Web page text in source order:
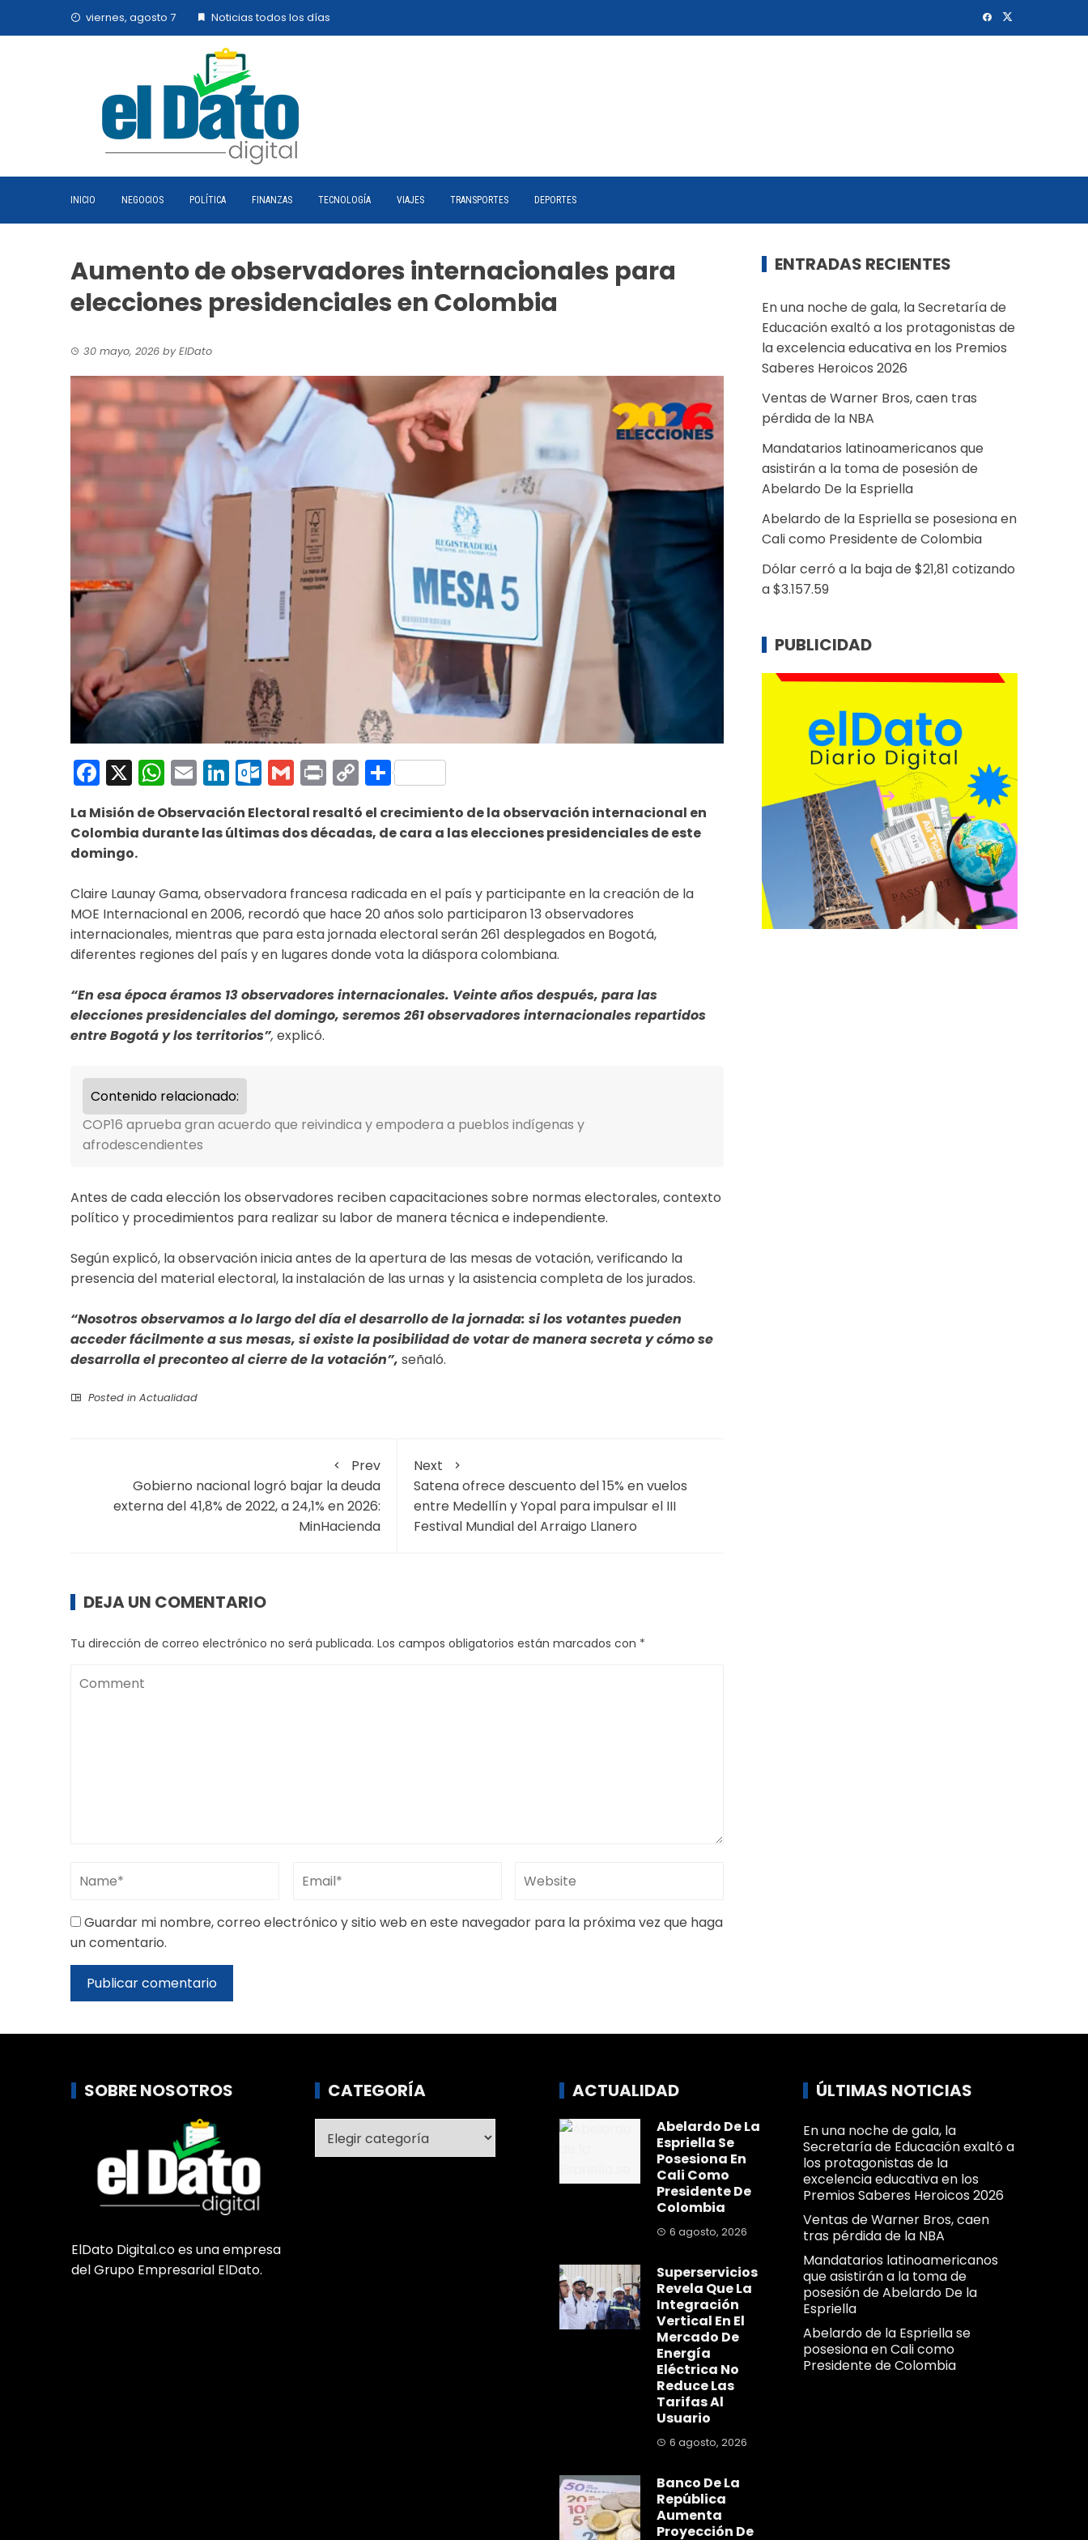
viernes, agosto 7 Noticias todos los días
INICIO NEGOCIOS POLÍTICA FINANZAS TECNOLOGÍA VIAJES TRANSPORTES DEPORTES
Aumento de observadores internacionales para
elecciones presidenciales en Colombia
30 mayo, 2026 byElDato
Facebook
X WhatsApp
EmailLinkedIn
Outlook.com
Gmail
PrintCopy
Link
Compartir
La Misión de Observación Electoral resaltó el crecimiento de la observación internacional en
Colombia durante las últimas dos décadas, de cara a las elecciones presidenciales de este
domingo.
Claire Launay Gama, observadora francesa radicada en el país y participante en la creación de la
MOE Internacional en 2006, recordó que hace 20 años solo participaron 13 observadores
internacionales, mientras que para esta jornada electoral serán 261 desplegados en Bogotá,
diferentes regiones del país y en lugares donde vota la diáspora colombiana.
“En esa época éramos 13 observadores internacionales. Veinte años después, para las
elecciones presidenciales del domingo, seremos 261 observadores internacionales repartidos
entre Bogotá y los territorios”, explicó.
Contenido relacionado:
COP16 aprueba gran acuerdo que reivindica y empodera a pueblos indígenas y
afrodescendientes
Antes de cada elección los observadores reciben capacitaciones sobre normas electorales, contexto
político y procedimientos para realizar su labor de manera técnica e independiente.
Según explicó, la observación inicia antes de la apertura de las mesas de votación, verificando la
presencia del material electoral, la instalación de las urnas y la asistencia completa de los jurados.
“Nosotros observamos a lo largo del día el desarrollo de la jornada: si los votantes pueden
acceder fácilmente a sus mesas, si existe la posibilidad de votar de manera secreta y cómo se
desarrolla el preconteo al cierre de la votación”, señaló.
Posted in Actualidad
Prev
Gobierno nacional logró bajar la deuda
externa del 41,8% de 2022, a 24,1% en 2026:
MinHacienda
Next
Satena ofrece descuento del 15% en vuelos
entre Medellín y Yopal para impulsar el III
Festival Mundial del Arraigo Llanero
DEJA UN COMENTARIO
Tu dirección de correo electrónico no será publicada. Los campos obligatorios están marcados con *
Guardar mi nombre, correo electrónico y sitio web en este navegador para la próxima vez que haga
un comentario.
ENTRADAS RECIENTES
En una noche de gala, la Secretaría de
Educación exaltó a los protagonistas de
la excelencia educativa en los Premios
Saberes Heroicos 2026
Ventas de Warner Bros, caen tras
pérdida de la NBA
Mandatarios latinoamericanos que
asistirán a la toma de posesión de
Abelardo De la Espriella
Abelardo de la Espriella se posesiona en
Cali como Presidente de Colombia
Dólar cerró a la baja de $21,81 cotizando
a $3.157.59
PUBLICIDAD
SOBRE NOSOTROS
ElDato Digital.co es una empresa
del Grupo Empresarial ElDato.
CATEGORÍA ACTUALIDAD
Abelardo De La
Espriella Se
Posesiona En
Cali Como
Presidente De
Colombia
6 agosto, 2026
Superservicios
Revela Que La
Integración
Vertical En El
Mercado De
Energía
Eléctrica No
Reduce Las
Tarifas Al
Usuario
6 agosto, 2026
Banco De La
República
Aumenta
Proyección De
ÚLTIMAS NOTICIAS
En una noche de gala, la
Secretaría de Educación exaltó a
los protagonistas de la
excelencia educativa en los
Premios Saberes Heroicos 2026
Ventas de Warner Bros, caen
tras pérdida de la NBA
Mandatarios latinoamericanos
que asistirán a la toma de
posesión de Abelardo De la
Espriella
Abelardo de la Espriella se
posesiona en Cali como
Presidente de Colombia